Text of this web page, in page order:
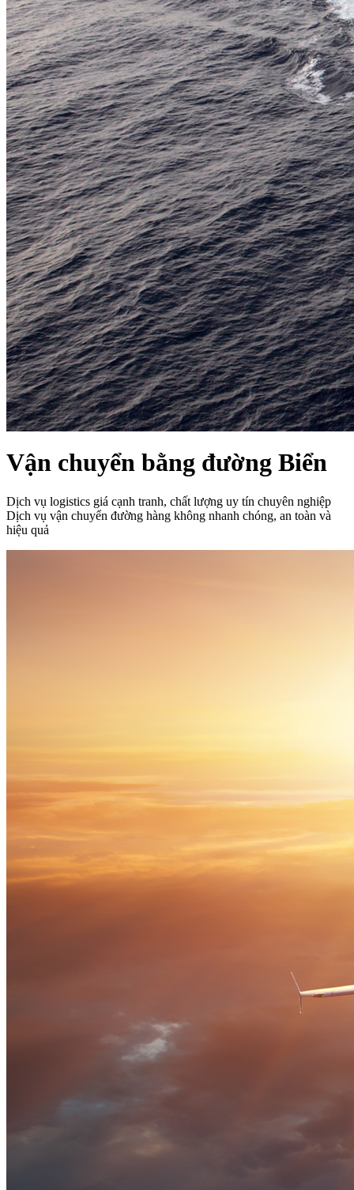
Vận chuyển bằng đường Biển
Dịch vụ logistics giá cạnh tranh, chất lượng uy tín chuyên nghiệp
Dịch vụ vận chuyển đường hàng không nhanh chóng, an toàn và
hiệu quả